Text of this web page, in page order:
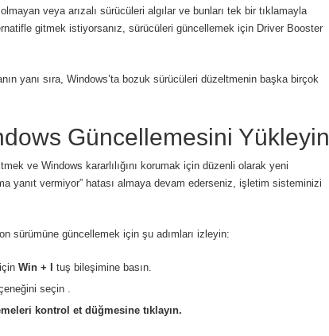
veya arızalı sürücüleri algılar ve bunları tek bir tıklamayla
gitmek istiyorsanız, sürücüleri güncellemek için Driver Booster
yanı sıra, Windows’ta bozuk sürücüleri düzeltmenin başka birçok
Güncellemesini Yükleyin
ve Windows kararlılığını korumak için düzenli olarak yeni
yanıt vermiyor” hatası almaya devam ederseniz, işletim sisteminizi
sürümüne güncellemek için şu adımları izleyin:
Win + I
tuş bileşimine basın.
seçin .
kontrol et düğmesine tıklayın.